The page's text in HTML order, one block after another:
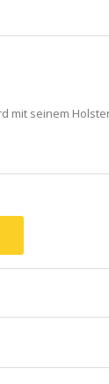
mit seinem